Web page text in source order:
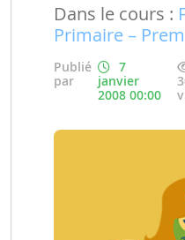
Dans le cours :
Primaire –
Publié
par
7
janvier
2008 00:00